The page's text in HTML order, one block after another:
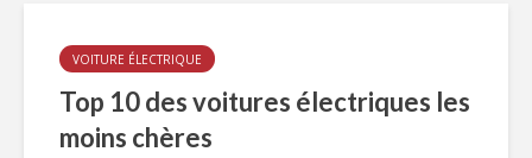
VOITURE ÉLECTRIQUE
Top 10 des voitures électriques les
moins chères